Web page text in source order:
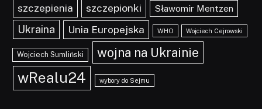
szczepienia szczepionki Sławomir Mentzen
Ukraina Unia Europejska WHO Wojciech Cejrowski
Wojciech Sumliński wojna na Ukrainie
wRealu24 wybory do Sejmu